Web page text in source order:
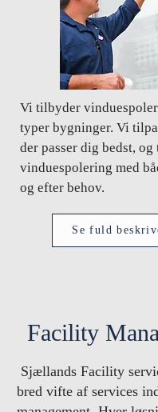
Vi tilbyder
typer bygninger. Vi
der passer dig bedst,
vinduespolering med
og efter behov.
Se fuld
Facility
Sjællands Facility
bred vifte af services